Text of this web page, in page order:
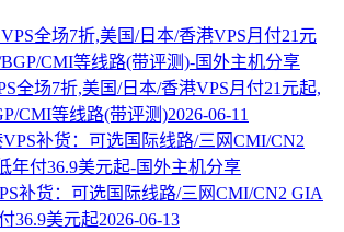
全场7折,美国/日本/香港VPS月付21元起,
CMI等线路(带评测)2026-06-11
补货：可选国际线路/三网CMI/CN2 GIA
36.9美元起2026-06-13